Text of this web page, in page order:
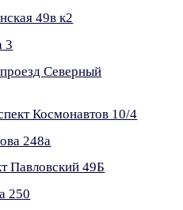
49в к2
3
Северный
Космонавтов 10/4
248а
Павловский 49Б
250